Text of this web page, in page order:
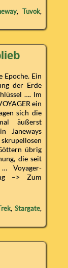
, Tuvok,
Epoche. Ein
der Erde
…. Im
ein
sich die
äußerst
Janeways
übrig
die seit
Voyager-
–> Zum
, Stargate,